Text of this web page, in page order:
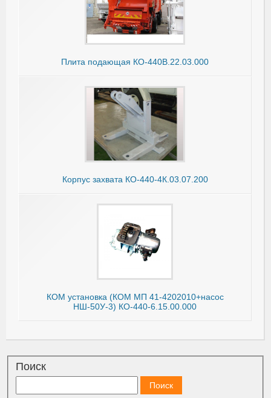
Плита подающая КО-440В.22.03.000
Корпус захвата КО-440-4К.03.07.200
КОМ установка (КОМ МП 41-4202010+насос
НШ-50У-3) КО-440-6.15.00.000
Поиск